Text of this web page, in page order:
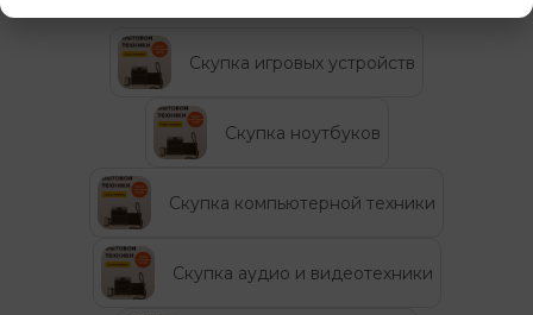
Скупка игровых устройств
Скупка ноутбуков
Скупка компьютерной техники
Скупка аудио и видеотехники